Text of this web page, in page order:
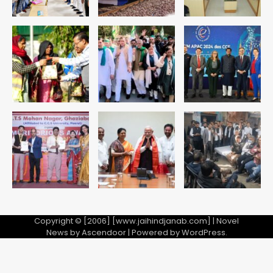
4
सुदर्शन शक्ति-वी अभ्यास में मॉक आॅपरेशन
Team JHJ
5
एयरपोर्ट का फर्जी कर्मचारी बनकर 3 लाख
उड़ाए, अब पहुंचा सलाखों के पीछे
Team JHJ
Copyright © [2006] [www.jaihindjanab.com] | Novel
News byAscendoor| Powered byWordPress.